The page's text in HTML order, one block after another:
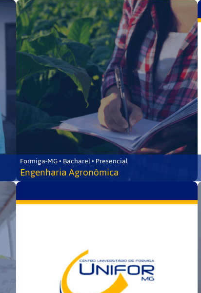
Formiga-MG • Bacharel • Presencial
Engenharia Agronômica